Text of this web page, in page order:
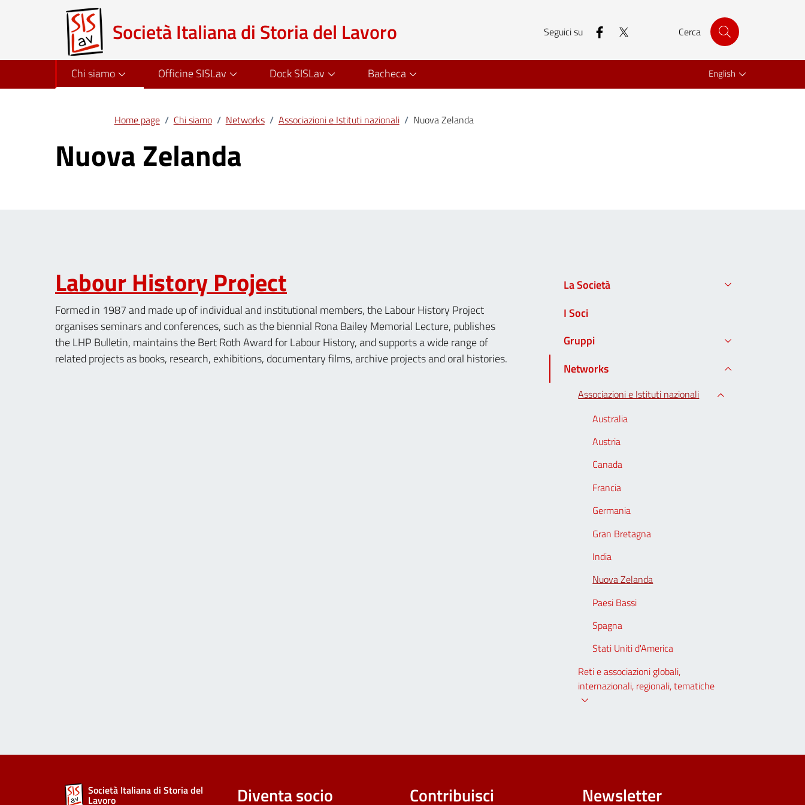
Società Italiana di Storia del Lavoro Seguici su facebook Cerca
Chi siamo Officine SISLav Dock SISLav Bacheca English
Home page / Chi siamo / Networks / Associazioni e Istituti nazionali / Nuova Zelanda
Nuova Zelanda
Labour History Project
Formed in 1987 and made up of individual and institutional members, the Labour History Project
organises seminars and conferences, such as the biennial Rona Bailey Memorial Lecture, publishes
the LHP Bulletin, maintains the Bert Roth Award for Labour History, and supports a wide range of
related projects as books, research, exhibitions, documentary films, archive projects and oral histories.
La Società
I Soci
Gruppi
Networks
Associazioni e Istituti nazionali
Australia
Austria
Canada
Francia
Germania
Gran Bretagna
India
Nuova Zelanda
Paesi Bassi
Spagna
Stati Uniti d'America
Reti e associazioni globali,
internazionali, regionali, tematiche
Società Italiana di Storia del
Lavoro Diventa socio Contribuisci Newsletter